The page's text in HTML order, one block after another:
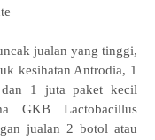
jualan yang tinggi,
kesihatan Antrodia, 1
1 juta paket kecil
GKB Lactobacillus
jualan 2 botol atau